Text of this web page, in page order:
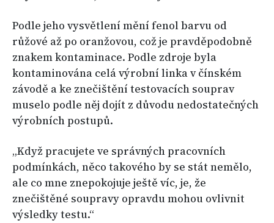
Podle jeho vysvětlení mění fenol barvu od
růžové až po oranžovou, což je pravděpodobně
znakem kontaminace. Podle zdroje byla
kontaminována celá výrobní linka v čínském
závodě a ke znečištění testovacích souprav
muselo podle něj dojít z důvodu nedostatečných
výrobních postupů.
„Když pracujete ve správných pracovních
podmínkách, něco takového by se stát nemělo,
ale co mne znepokojuje ještě víc, je, že
znečištěné soupravy opravdu mohou ovlivnit
výsledky testu.“